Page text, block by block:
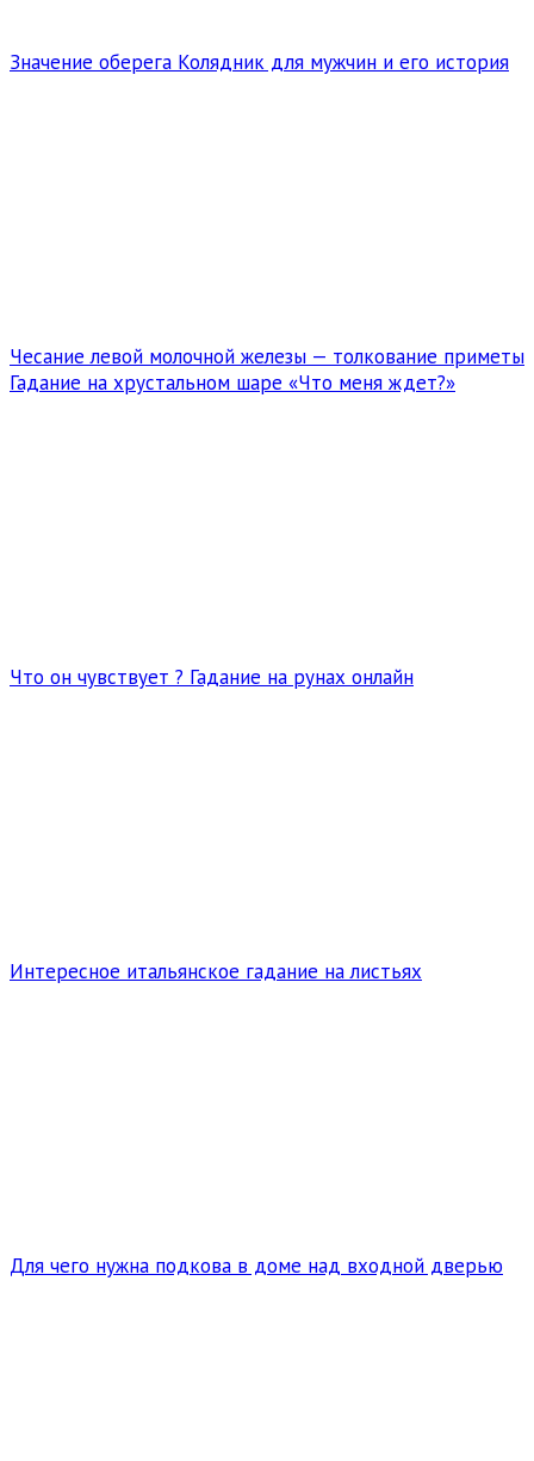
Значение оберега Колядник для мужчин и его история
Чесание левой молочной железы — толкование приметы
Гадание на хрустальном шаре «Что меня ждет?»
Что он чувствует ? Гадание на рунах онлайн
Интересное итальянское гадание на листьях
Для чего нужна подкова в доме над входной дверью